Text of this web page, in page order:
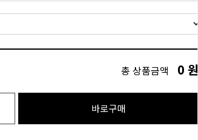
총 상품금액 0 원
바로구매